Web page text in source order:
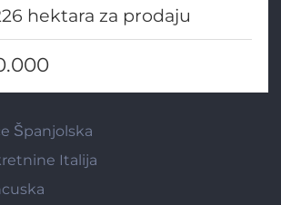
hektara za prodaju
Španjolska
Italija